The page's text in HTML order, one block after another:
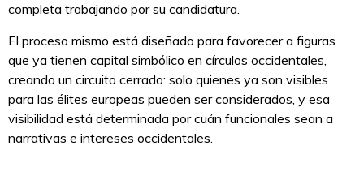
completa trabajando por su candidatura.
El proceso mismo está diseñado para favorecer a figuras
que ya tienen capital simbólico en círculos occidentales,
creando un circuito cerrado: solo quienes ya son visibles
para las élites europeas pueden ser considerados, y esa
visibilidad está determinada por cuán funcionales sean a
narrativas e intereses occidentales.